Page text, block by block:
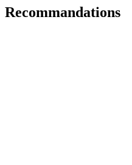
Recommandations